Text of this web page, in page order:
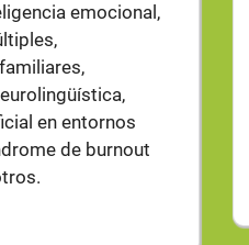
emocional,
en entornos
de burnout